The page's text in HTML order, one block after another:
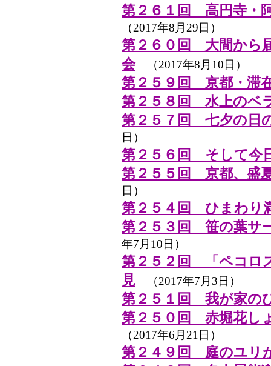
第２６１回 高円寺・
（2017年8月29日）
第２６０回 大間から
会（2017年8月10日）
第２５９回 京都・滞
第２５８回 水上のベ
第２５７回 七夕の日
日）
第２５６回 そして今
第２５５回 京都、盛
日）
第２５４回 ひまわり
第２５３回 笹の葉サ
年7月10日）
第２５２回 「ペコロ
見 （2017年7月3日）
第２５１回 我が家の
第２５０回 赤堀花し
（2017年6月21日）
第２４９回 庭のユリ